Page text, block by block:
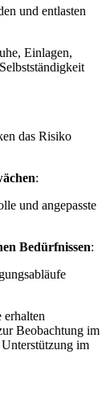
und entlasten
Einlagen,
das Risiko
:
und angepasste
Bedürfnissen:
Beobachtung im
im